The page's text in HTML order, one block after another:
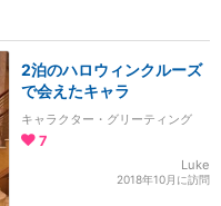
2泊のハロウィンクルーズ
で会えたキャラ
キャラクター・グリーティング
7
Luke
2018年10月に訪問